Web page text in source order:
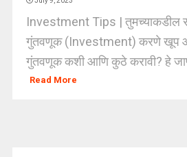
Investment Tips | तुमच्याकडील
गुंतवणूक (Investment) करणे खूप
गुंतवणूक कशी आणि कुठे करावी? हे
Read More